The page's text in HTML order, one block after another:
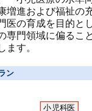
増進および福祉の
医の育成を目的と
専門領域に偏るこ
ます。
ン